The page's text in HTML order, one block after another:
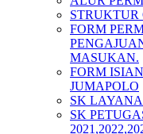
FORM
MASUKAN.
FORM
JUMAPOLO
SK
SK